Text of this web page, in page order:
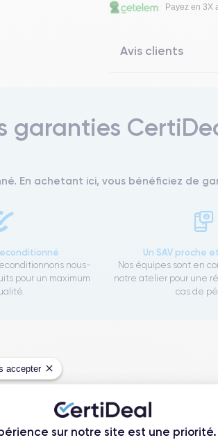
accepter
sur notre site est une priorité.
Payez en 3X
Avis clients
garanties
En achetant ici, vous bénéficiez de
nous-
pour un maximum
Un SAV proche
Nos équipes sont en
notre atelier pour une
cas de